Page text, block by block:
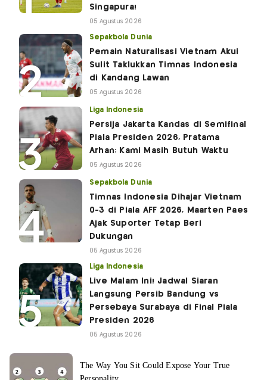
Singapura!
05 Agustus 2026
Sepakbola Dunia
Pemain Naturalisasi Vietnam Akui
Sulit Taklukkan Timnas Indonesia
di Kandang Lawan
05 Agustus 2026
Liga Indonesia
Persija Jakarta Kandas di Semifinal
Piala Presiden 2026, Pratama
Arhan: Kami Masih Butuh Waktu
05 Agustus 2026
Sepakbola Dunia
Timnas Indonesia Dihajar Vietnam
0-3 di Piala AFF 2026, Maarten Paes
Ajak Suporter Tetap Beri
Dukungan
05 Agustus 2026
Liga Indonesia
Live Malam Ini! Jadwal Siaran
Langsung Persib Bandung vs
Persebaya Surabaya di Final Piala
Presiden 2026
05 Agustus 2026